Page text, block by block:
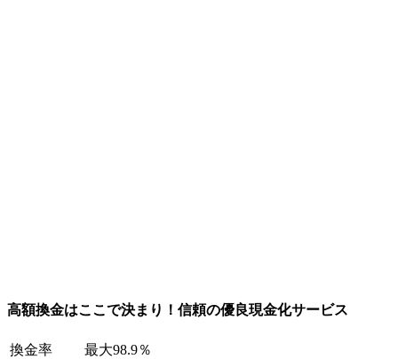
高額換金はここで決まり！信頼の優良現金化サービス
換金率 最大98.9％